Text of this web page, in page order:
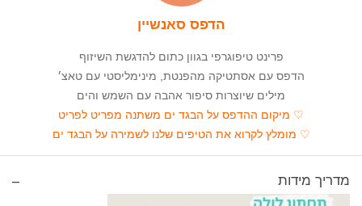
הדפס סאנשיין
פרינט טיפוגרפי בגוון כתום להדגשת השיזוף
הדפס עם אסתטיקה מהפנטת, מינימליסטי עם טאצ׳
מילים שיוצרות סיפור אהבה עם השמש והים
♡ מיקום ההדפס על הבגד ים משתנה מפריט לפריט
♡ מומלץ לקרוא את הטיפים שלנו לשמירה על הבגד ים
מדריך מידות